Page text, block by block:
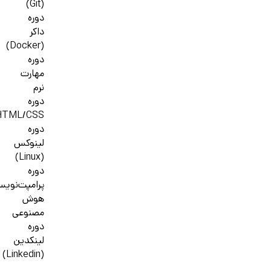
(Git)
دوره
داکر
(Docker)
دوره
مهارت
نرم
دوره
CSS
دوره
لینوکس
(Linux)
دوره
هوش
مصنوعی
دوره
لینکدین
(Linkedin)